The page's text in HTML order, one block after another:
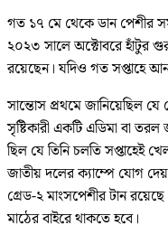
গত ১৭ মে থেকে ডান পেশীর
২০২৩ সালে অক্টোবরে হাঁটুর
রয়েছেন। যদিও গত সপ্তাহে
সান্তোস প্রথমে জানিয়েছিল
সৃষ্টিকারী একটি এডিমা বা
ছিল যে তিনি চলতি সপ্তাহেই
জাতীয় দলের ক্যাম্পে যোগ
গ্রেড-২ মাংসপেশীর টান
মাঠের বাইরে থাকতে হবে।